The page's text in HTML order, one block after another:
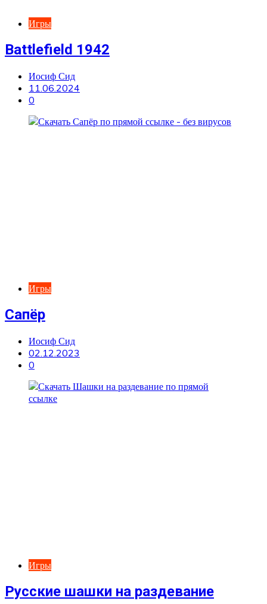
Игры
Battlefield 1942
Иосиф Сид
11.06.2024
0
Игры
Сапёр
Иосиф Сид
02.12.2023
0
Игры
Русские шашки на раздевание